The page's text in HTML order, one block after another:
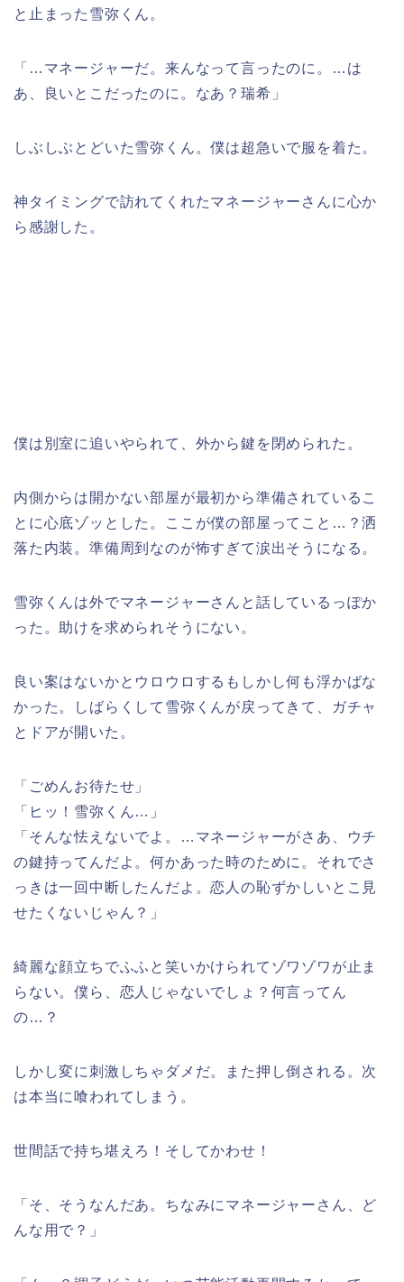
と止まった雪弥くん。
「…マネージャーだ。来んなって言ったのに。…は
あ、良いとこだったのに。なあ？瑞希」
しぶしぶとどいた雪弥くん。僕は超急いで服を着た。
神タイミングで訪れてくれたマネージャーさんに心か
ら感謝した。
僕は別室に追いやられて、外から鍵を閉められた。
内側からは開かない部屋が最初から準備されているこ
とに心底ゾッとした。ここが僕の部屋ってこと…？洒
落た内装。準備周到なのが怖すぎて涙出そうになる。
雪弥くんは外でマネージャーさんと話しているっぽか
った。助けを求められそうにない。
良い案はないかとウロウロするもしかし何も浮かばな
かった。しばらくして雪弥くんが戻ってきて、ガチャ
とドアが開いた。
「ごめんお待たせ」
「ヒッ！雪弥くん…」
「そんな怯えないでよ。…マネージャーがさあ、ウチ
の鍵持ってんだよ。何かあった時のために。それでさ
っきは一回中断したんだよ。恋人の恥ずかしいとこ見
せたくないじゃん？」
綺麗な顔立ちでふふと笑いかけられてゾワゾワが止ま
らない。僕ら、恋人じゃないでしょ？何言ってん
の…？
しかし変に刺激しちゃダメだ。また押し倒される。次
は本当に喰われてしまう。
世間話で持ち堪えろ！そしてかわせ！
「そ、そうなんだあ。ちなみにマネージャーさん、ど
んな用で？」